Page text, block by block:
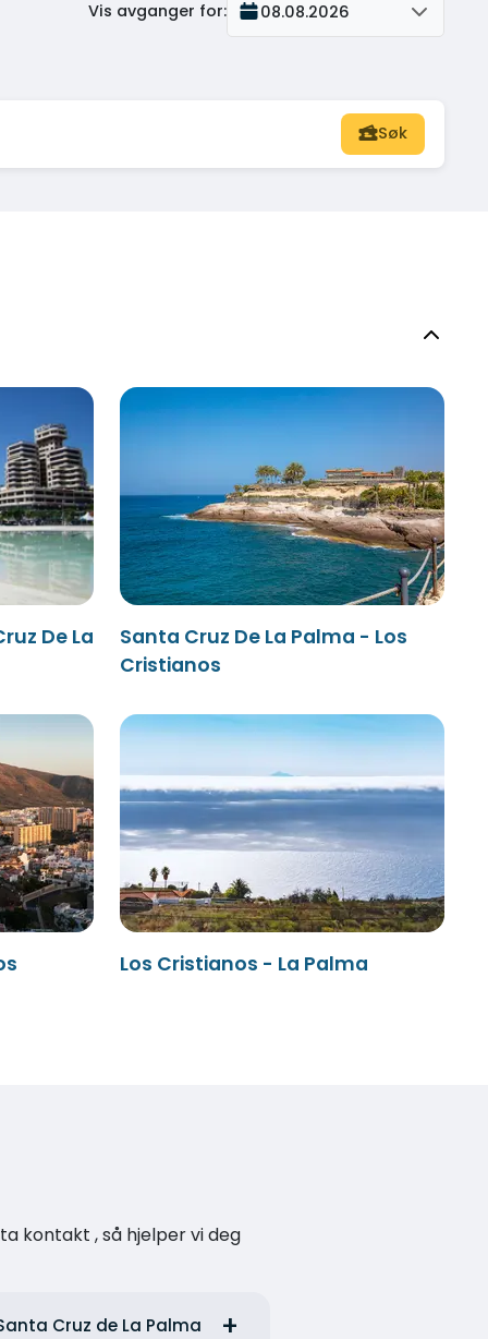
Vis avganger for: 08.08.2026
Søk
De La
Santa Cruz De La Palma - Los
Cristianos
Los Cristianos - La Palma
kontakt , så hjelper vi deg
Cruz de La Palma